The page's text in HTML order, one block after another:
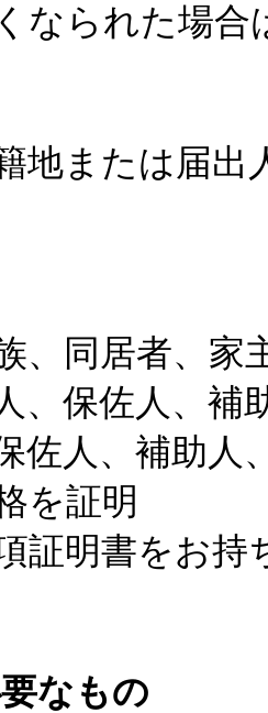
なられた場合
地または届出
、同居者、家
、保佐人、補
佐人、補助人
を証明
証明書をお持
なもの